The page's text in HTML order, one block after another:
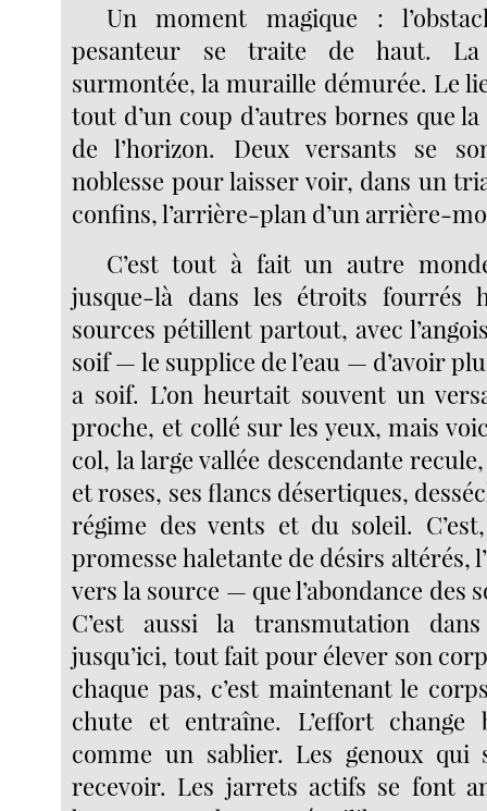
Un moment magique :
pesanteur se traite de haut. La
surmontée, la muraille démurée. Le
tout d’un coup d’autres bornes que
de l’horizon. Deux versants se
noblesse pour laisser voir, dans un
confins, l’arrière-plan d’un arrière-
C’est tout à fait un autre
jusque-là dans les étroits fourrés
sources pétillent partout, avec
soif — le supplice de l’eau — d’avoir
a soif. L’on heurtait souvent un
proche, et collé sur les yeux, mais
col, la large vallée descendante
et roses, ses flancs désertiques,
régime des vents et du soleil.
promesse haletante de désirs altérés,
vers la source — que l’abondance des
C’est aussi la transmutation
jusqu’ici, tout fait pour élever son
chaque pas, c’est maintenant le
chute et entraîne. L’effort
comme un sablier. Les genoux qui
recevoir. Les jarrets actifs se font